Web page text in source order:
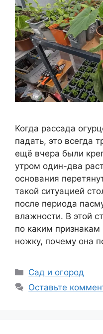
Когда рассада
падать, это всегда
ещё вчера были
утром один-два
основания
такой ситуацией
после периода
влажности. В этой
по каким
ножку, почему она
Рубрики
Сад и огород
Оставьте